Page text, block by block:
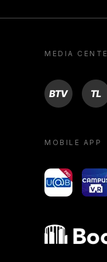
MEDIA
BTV TL
MOBILE APP
yoU@B
Bocconi shop